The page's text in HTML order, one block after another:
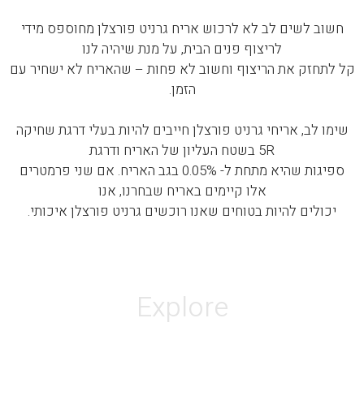
חשוב לשים לב לא לרכוש אריח גרניט פורצלן מחוספס מידי
לריצוף פנים הבית, על מנת שיהיה לנו
קל לתחזק את הריצוף וחשוב לא פחות – שהאריח לא ישחיר עם
הזמן.
שימו לב, אריחי גרניט פורצלן חייבים להיות בעלי דרגת שחיקה
5R בשטח העליון של האריח ודרגת
ספיגות שהיא מתחת ל- 0.05% בגב האריח. אם שני פרמטרים
אלו קיימים באריח שבחרנו, אנו
יכולים להיות בטוחים שאנו רוכשים גרניט פורצלן איכותי.
Explore